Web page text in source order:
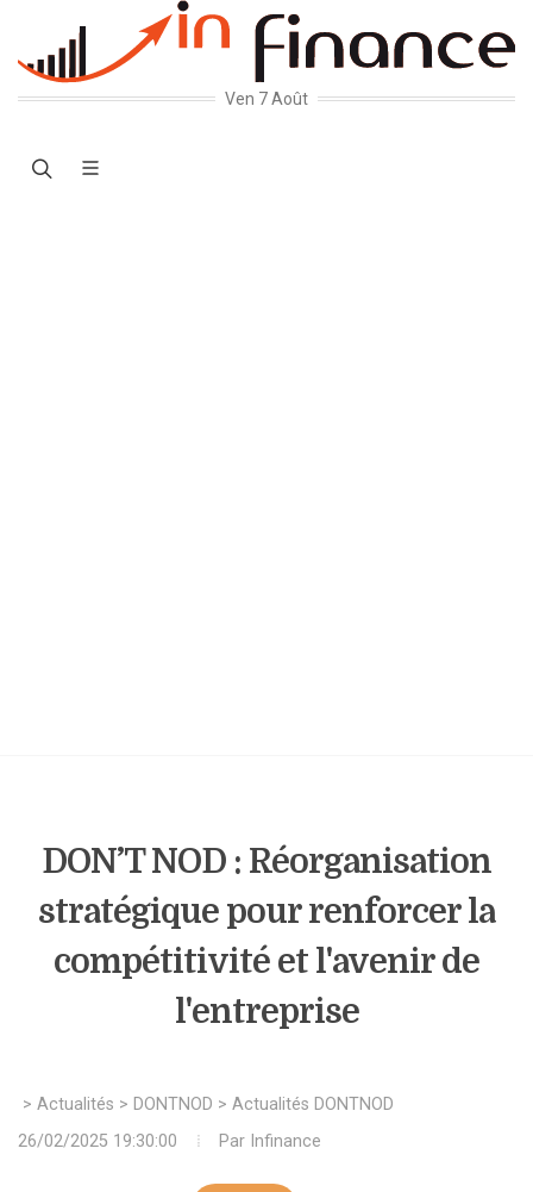
Ven 7 Août
DON’T NOD : Réorganisation
stratégique pour renforcer la
compétitivité et l'avenir de
l'entreprise
> Actualités > DONTNOD > Actualités DONTNOD
26/02/2025 19:30:00
Par Infinance